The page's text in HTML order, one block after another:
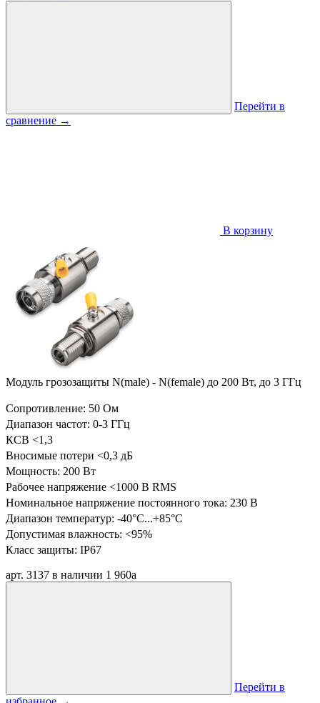
Перейти в
сравнение →
В корзину
Модуль грозозащиты N(male) - N(female) до 200 Вт, до 3 ГГц
Сопротивление: 50 Ом
Диапазон частот: 0-3 ГГц
КСВ <1,3
Вносимые потери <0,3 дБ
Мощность: 200 Вт
Рабочее напряжение <1000 В RMS
Номинальное напряжение постоянного тока: 230 В
Диапазон температур: -40°C...+85°C
Допустимая влажность: <95%
Класс защиты: IP67
арт. 3137 в наличии 1 960a
Перейти в